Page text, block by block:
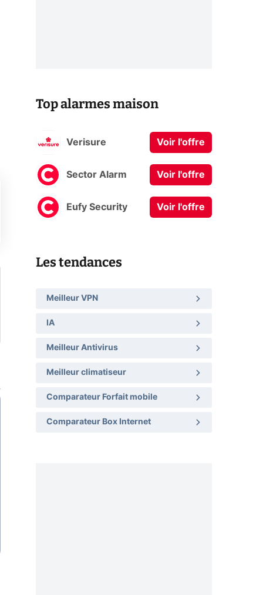
Top alarmes maison
Verisure Voir l'offre
Sector Alarm Voir l'offre
Eufy Security Voir l'offre
Les tendances
Meilleur VPN
IA
Meilleur Antivirus
Meilleur climatiseur
Comparateur Forfait mobile
Comparateur Box Internet